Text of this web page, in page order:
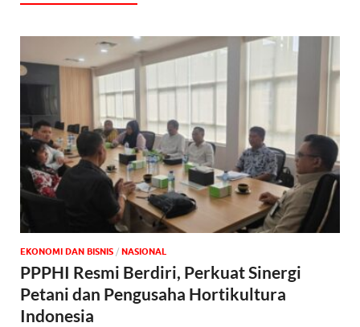
EKONOMI DAN BISNIS / NASIONAL
PPPHI Resmi Berdiri, Perkuat Sinergi
Petani dan Pengusaha Hortikultura
Indonesia